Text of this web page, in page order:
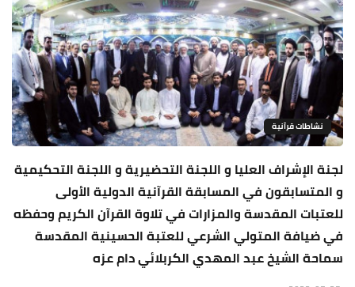
نشاطات قرآنية
لجنة الإشراف العليا و اللجنة التحضيرية و اللجنة التحكيمية
و المتسابقون في المسابقة القرآنية الدولية الأولى
للعتبات المقدسة والمزارات في تلاوة القرآن الكريم وحفظه
في ضيافة المتولي الشرعي للعتبة الحسينية المقدسة
سماحة الشيخ عبد المهدي الكربلائي دام عزه